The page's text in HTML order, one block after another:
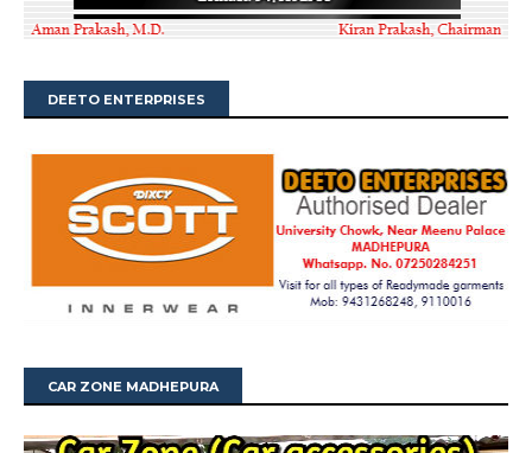
DEETO ENTERPRISES
CAR ZONE MADHEPURA